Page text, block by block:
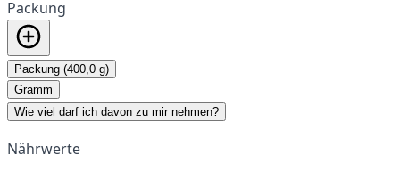
Packung
Packung (400,0 g)
Gramm
Wie viel darf ich davon zu mir nehmen?
Nährwerte